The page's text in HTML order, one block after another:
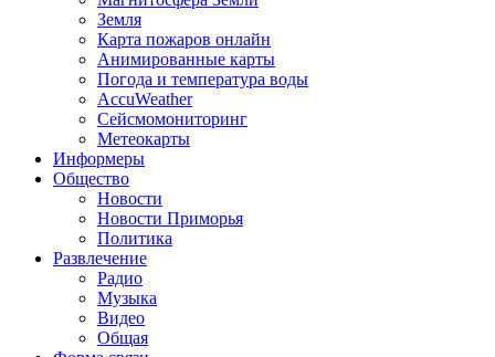
Земля
Карта пожаров онлайн
Анимированные карты
Погода и температура воды
AccuWeather
Сейсмомониторинг
Метеокарты
Информеры
Общество
Новости
Новости Приморья
Политика
Развлечение
Радио
Музыка
Видео
Общая